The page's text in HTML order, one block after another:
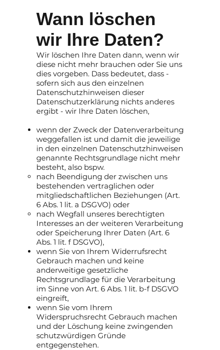
Wann löschen
wir Ihre Daten?
Wir löschen Ihre Daten dann, wenn wir
diese nicht mehr brauchen oder Sie uns
dies vorgeben. Dass bedeutet, dass -
sofern sich aus den einzelnen
Datenschutzhinweisen dieser
Datenschutzerklärung nichts anderes
ergibt - wir Ihre Daten löschen,
wenn der Zweck der Datenverarbeitung
weggefallen ist und damit die jeweilige
in den einzelnen Datenschutzhinweisen
genannte Rechtsgrundlage nicht mehr
besteht, also bspw.
nach Beendigung der zwischen uns
bestehenden vertraglichen oder
mitgliedschaftlichen Beziehungen (Art.
6 Abs. 1 lit. a DSGVO) oder
nach Wegfall unseres berechtigten
Interesses an der weiteren Verarbeitung
oder Speicherung Ihrer Daten (Art. 6
Abs. 1 lit. f DSGVO),
wenn Sie von Ihrem Widerrufsrecht
Gebrauch machen und keine
anderweitige gesetzliche
Rechtsgrundlage für die Verarbeitung
im Sinne von Art. 6 Abs. 1 lit. b-f DSGVO
eingreift,
wenn Sie vom Ihrem
Widerspruchsrecht Gebrauch machen
und der Löschung keine zwingenden
schutzwürdigen Gründe
entgegenstehen.